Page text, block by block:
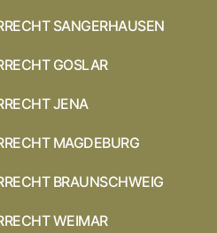
SANGERHAUSEN
GOSLAR
JENA
MAGDEBURG
BRAUNSCHWEIG
WEIMAR